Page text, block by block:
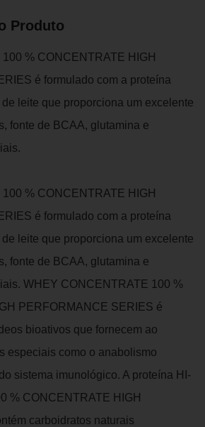
Produto
% CONCENTRATE HIGH
é formulado com a proteína
leite que proporciona um excelente
fonte de BCAA, glutamina e
% CONCENTRATE HIGH
é formulado com a proteína
leite que proporciona um excelente
fonte de BCAA, glutamina e
WHEY CONCENTRATE 100 %
PERFORMANCE SERIES é
bioativos que fornecem ao
especiais como o anabolismo
sistema imunológico. A proteína HI-
% CONCENTRATE HIGH
carboidratos naturais